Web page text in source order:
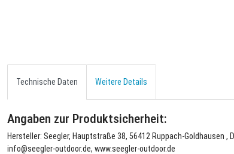
Technische Daten Weitere Details
Angaben zur Produktsicherheit:
Hersteller: Seegler, Hauptstraße 38, 56412 Ruppach-Goldhausen ,
info@seegler-outdoor.de, www.seegler-outdoor.de